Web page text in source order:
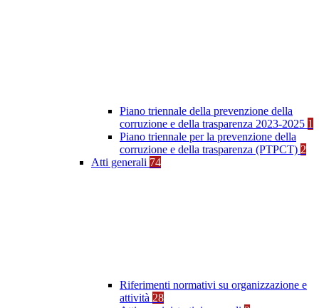
Piano triennale della prevenzione della
corruzione e della trasparenza 2023-2025 1
Piano triennale per la prevenzione della
corruzione e della trasparenza (PTPCT) 2
Atti generali 74
Riferimenti normativi su organizzazione e
attività 28